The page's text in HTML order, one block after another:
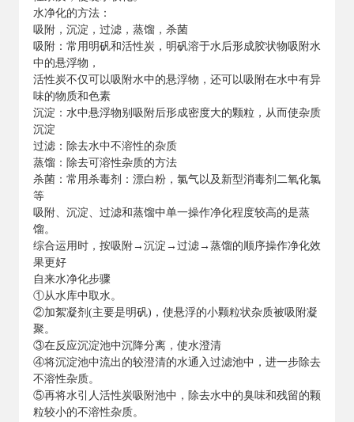
水净化的方法：
吸附，沉淀，过滤，蒸馏，杀菌
吸附：常用明矾和活性炭，明矾溶于水后形成胶状物吸附水
中的悬浮物，
活性炭不仅可以吸附水中的悬浮物，还可以吸附在水中有异
味的物质和色素
沉淀：水中悬浮物别吸附后形成密度大的颗粒，从而使杂质
沉淀
过滤：除去水中不溶性的杂质
蒸馏：除去可溶性杂质的方法
杀菌：常用杀毒剂：漂白粉，氯气以及新型消毒剂二氧化氯
等
吸附、沉淀、过滤和蒸馏中单一操作净化程度较高的是蒸
馏。
综合运用时，按吸附→沉淀→过滤→蒸馏的顺序操作净化效
果更好
自来水净化步骤
①从水库中取水。
②加絮凝剂(主要是明矾)，使悬浮的小颗粒状杂质被吸附凝
聚。
③在反应沉淀池中沉降分离，使水澄清
④将沉淀池中流出的较澄清的水通入过滤池中，进一步除去
不溶性杂质。
⑤再将水引人活性炭吸附池中，除去水中的臭味和残留的颗
粒较小的不溶性杂质。